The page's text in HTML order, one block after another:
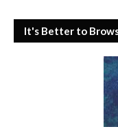
It's Better to